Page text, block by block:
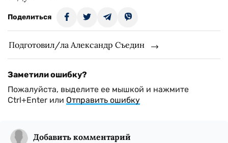
Поделиться
Подготовил/ла Александр Съедин
Заметили ошибку?
Пожалуйста, выделите ее мышкой и нажмите
Ctrl+Enter или Отправить ошибку
Добавить комментарий